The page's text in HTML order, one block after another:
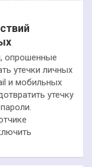
опрошенные
утечки личных
и мобильных
утечку